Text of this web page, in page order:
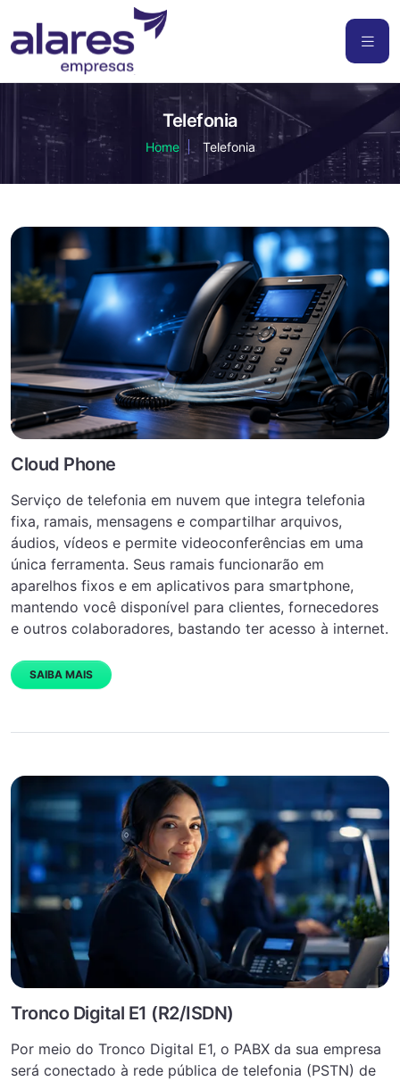
Telefonia
Home Telefonia
Cloud Phone
Serviço de telefonia em nuvem que integra telefonia
fixa, ramais, mensagens e compartilhar arquivos,
áudios, vídeos e permite videoconferências em uma
única ferramenta. Seus ramais funcionarão em
aparelhos fixos e em aplicativos para smartphone,
mantendo você disponível para clientes, fornecedores
e outros colaboradores, bastando ter acesso à internet.
SAIBA MAIS
Tronco Digital E1 (R2/ISDN)
Por meio do Tronco Digital E1, o PABX da sua empresa
será conectado à rede pública de telefonia (PSTN) de